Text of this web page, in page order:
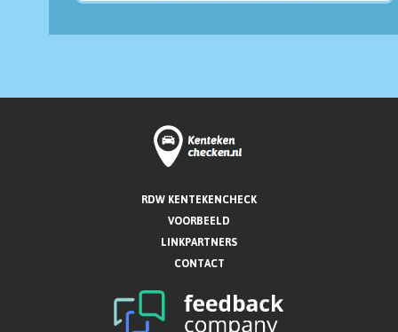
RDW KENTEKENCHECK
VOORBEELD
LINKPARTNERS
CONTACT